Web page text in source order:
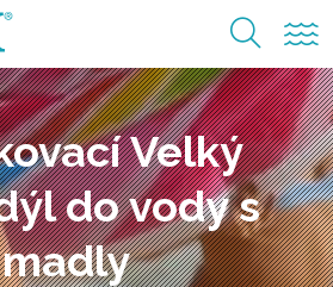
Velký
do vody s
madly